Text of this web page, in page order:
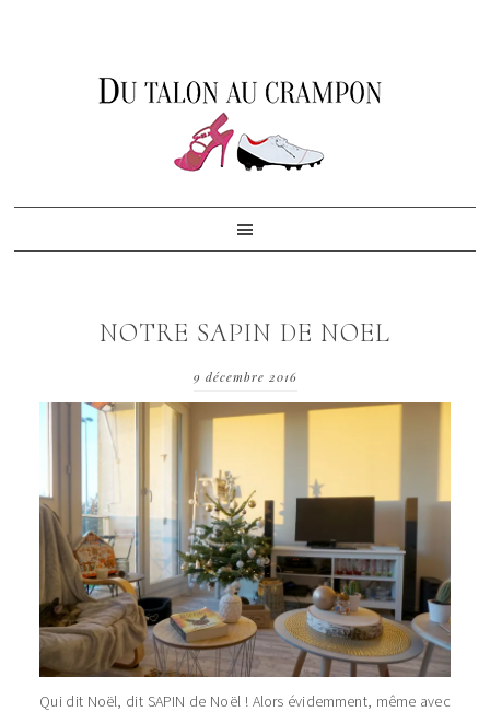
NOTRE SAPIN DE NOEL
9 décembre 2016
Qui dit Noël, dit SAPIN de Noël ! Alors évidemment, même avec